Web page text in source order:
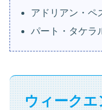
アドリアン・ペ
パート・タケラ
ウィーク